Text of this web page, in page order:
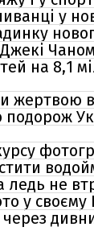
у
Чаном
на 8,1
жертвою
подорож
не
у